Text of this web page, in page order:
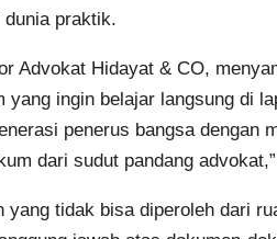
dunia praktik.
Advokat Hidayat & CO,
ingin belajar langsung di
penerus bangsa dengan
dari sudut pandang
yang tidak bisa diperoleh dari